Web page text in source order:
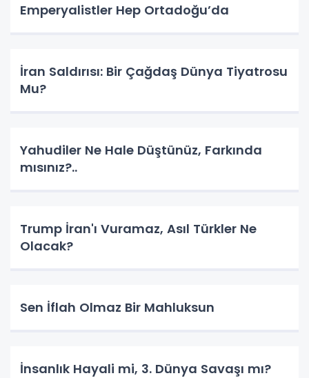
Emperyalistler Hep Ortadoğu’da
İran Saldırısı: Bir Çağdaş Dünya Tiyatrosu
Mu?
Yahudiler Ne Hale Düştünüz, Farkında
mısınız?..
Trump İran'ı Vuramaz, Asıl Türkler Ne
Olacak?
Sen İflah Olmaz Bir Mahluksun
İnsanlık Hayali mi, 3. Dünya Savaşı mı?